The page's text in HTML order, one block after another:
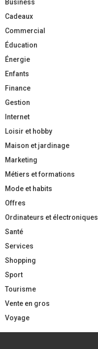
Business
Cadeaux
Commercial
Éducation
Énergie
Enfants
Finance
Gestion
Internet
Loisir et hobby
Maison et jardinage
Marketing
Métiers et formations
Mode et habits
Offres
Ordinateurs et électroniques
Santé
Services
Shopping
Sport
Tourisme
Vente en gros
Voyage